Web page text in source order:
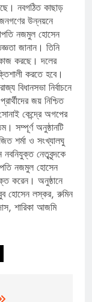
নবগঠিত কাছাড়
উন্নয়নে
নজমুল হোসেন
জানান। তিনি
করছে। দলের
করতে হবে।
বিধানসভা নির্বাচনে
জয় নিশ্চিত
কেন্দ্রে অগপের
সম্পূর্ণ অনুষ্ঠানটি
শর্মা ও সংখ্যালঘু
নেতৃবৃন্দকে
নজমুল হোসেন
করেন। অনুষ্ঠানে
হোসেন লস্কর, রুমিন
শারিকা আজমি